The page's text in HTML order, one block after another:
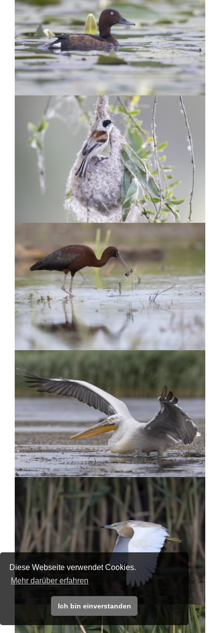
Diese Webseite verwendet Cookies.
Mehr darüber erfahren
Ich bin einverstanden